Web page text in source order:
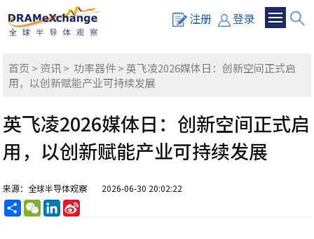
注册 登录
首页 > 资讯>功率器件> 英飞凌2026媒体日：创新空间正式启
用，以创新赋能产业可持续发展
英飞凌2026媒体日：创新空间正式启
用，以创新赋能产业可持续发展
来源：全球半导体观察 2026-06-30 20:02:22
分
享
WeChatLinkedIn